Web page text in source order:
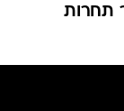
תחרות